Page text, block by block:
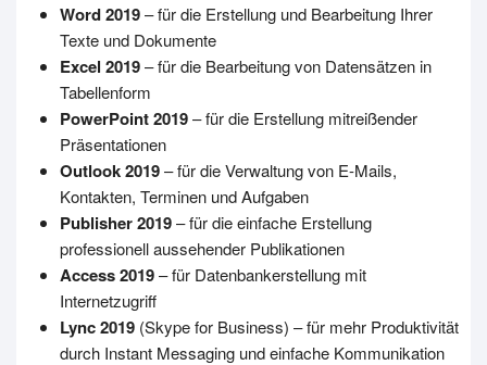
Word 2019– für die Erstellung und Bearbeitung Ihrer
Texte und Dokumente
Excel 2019– für die Bearbeitung von Datensätzen in
Tabellenform
PowerPoint 2019– für die Erstellung mitreißender
Präsentationen
Outlook 2019– für die Verwaltung von E-Mails,
Kontakten, Terminen und Aufgaben
Publisher 2019– für die einfache Erstellung
professionell aussehender Publikationen
Access 2019– für Datenbankerstellung mit
Internetzugriff
Lync 2019 (Skype for Business) – für mehr Produktivität
durch Instant Messaging und einfache Kommunikation